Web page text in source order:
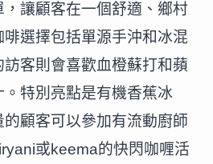
讓顧客在一個舒適、鄉村
選擇包括單源手沖和冰混
客則會喜歡血橙蘇打和蘋
特別亮點是有機香蕉冰
顧客可以參加有流動廚師
或keema的快閃咖喱活